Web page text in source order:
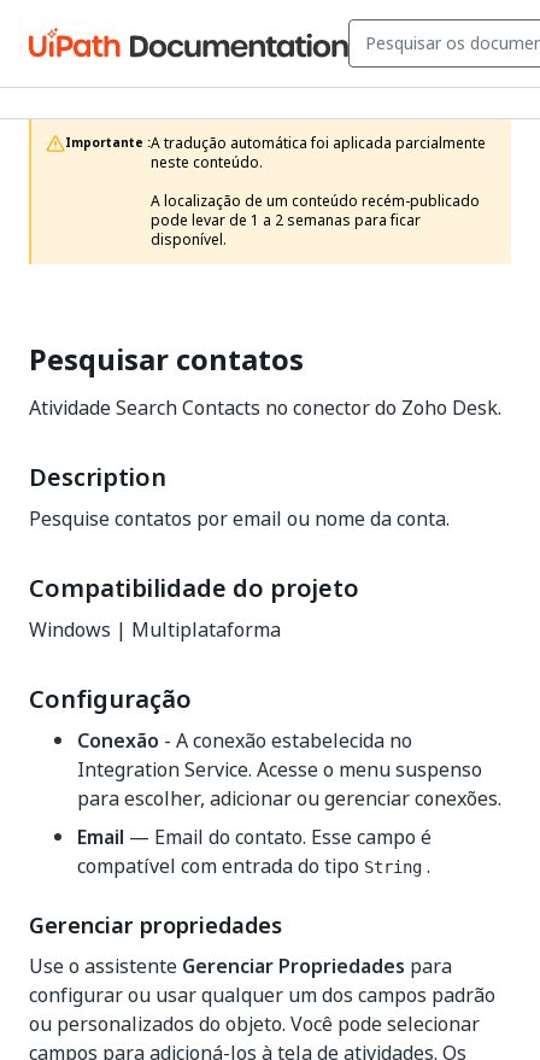
Importante :A tradução automática foi aplicada parcialmente
neste conteúdo.
A localização de um conteúdo recém-publicado
pode levar de 1 a 2 semanas para ficar
disponível.
Pesquisar contatos
Atividade Search Contacts no conector do Zoho Desk.
Description
Pesquise contatos por email ou nome da conta.
Compatibilidade do projeto
Windows | Multiplataforma
Configuração
Conexão - A conexão estabelecida no
Integration Service. Acesse o menu suspenso
para escolher, adicionar ou gerenciar conexões.
Email — Email do contato. Esse campo é
compatível com entrada do tipo String .
Gerenciar propriedades
Use o assistente Gerenciar Propriedades para
configurar ou usar qualquer um dos campos padrão
ou personalizados do objeto. Você pode selecionar
campos para adicioná-los à tela de atividades. Os